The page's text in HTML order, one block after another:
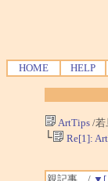
HOME HELP
ArtTips/若
└ Re[1]: